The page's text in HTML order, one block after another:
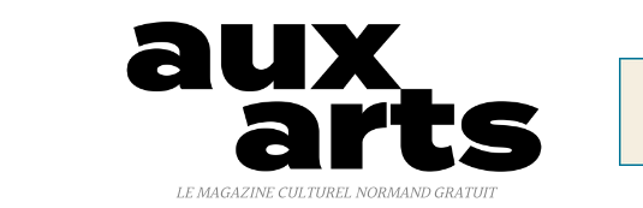
LE MAGAZINE CULTUREL NORMAND GRATUIT
Panneau de gestion des cookies